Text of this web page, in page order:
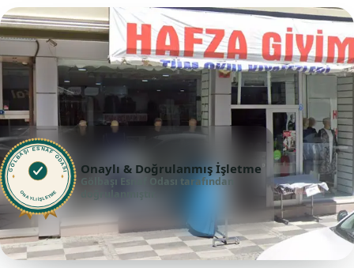
GÖLBAŞI ESNAF ODASI
ONAYLI İŞLETME
Onaylı & Doğrulanmış İşletme
Gölbaşı Esnaf Odası tarafından
doğrulanmıştır.